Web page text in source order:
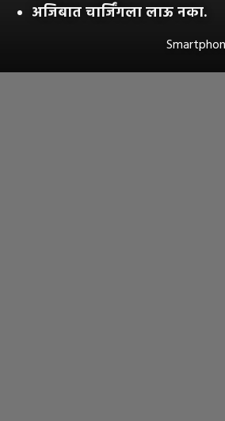
अजिबात चार्जिंगला लाऊ नका.